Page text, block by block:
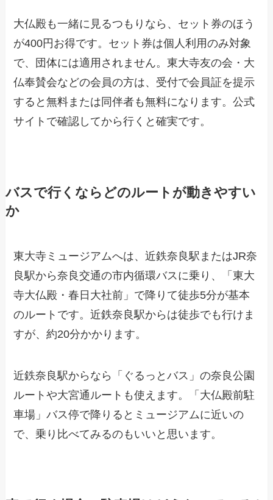
大仏殿も一緒に見るつもりなら、セット券のほう
が400円お得です。セット券は個人利用のみ対象
で、団体には適用されません。東大寺友の会・大
仏奉賛会などの会員の方は、受付で会員証を提示
すると無料または同伴者も無料になります。公式
サイトで確認してから行くと確実です。
バスで行くならどのルートが動きやすい
か
東大寺ミュージアムへは、近鉄奈良駅またはJR奈
良駅から奈良交通の市内循環バスに乗り、「東大
寺大仏殿・春日大社前」で降りて徒歩5分が基本
のルートです。近鉄奈良駅からは徒歩でも行けま
すが、約20分かかります。
近鉄奈良駅からなら「ぐるっとバス」の奈良公園
ルートや大宮通ルートも使えます。「大仏殿前駐
車場」バス停で降りるとミュージアムに近いの
で、乗り比べてみるのもいいと思います。